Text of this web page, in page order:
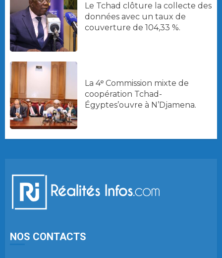
Le Tchad clôture la collecte des
données avec un taux de
couverture de 104,33 %.
La 4ᵉ Commission mixte de
coopération Tchad-
Égyptes’ouvre à N’Djamena.
NOS CONTACTS